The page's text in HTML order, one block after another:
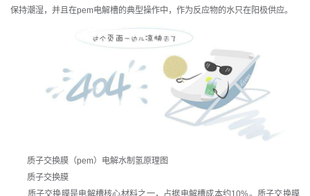
保持潮湿，并且在pem电解槽的典型操作中，作为反应物的水只在阳极供应。
质子交换膜（pem）电解水制氢原理图
质子交换膜
质子交换膜是电解槽核心材料之一，占据电解槽成本约10%。质子交换膜